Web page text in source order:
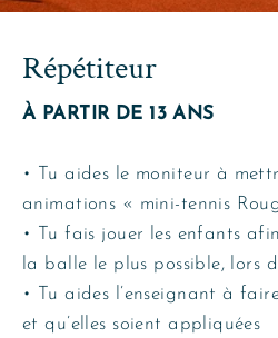
Répétiteur
À PARTIR DE 13 ANS
• Tu aides le moniteur à
animations « mini-tennis
• Tu fais jouer les enfants
la balle le plus possible, lors
• Tu aides l’enseignant à
et qu’elles soient appliquées